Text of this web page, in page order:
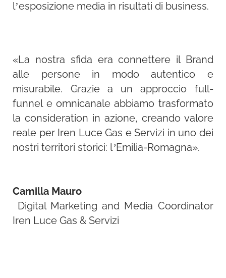
aumentando la rilevanza percepita e la
personalizzati per singola provincia (ad
esempio: “A Piacenza, risparmiare è
facile - passa a Iren”); formati VAST con
QR code attivabile, pensati per favorire
l’interazione e il passaggio all’azione.
Definizione di budget, targeting e
sull’estensione geografica delle singole
province, con una profilazione per CAP
abilitata dalla tecnologia JHexagon.
l’esposizione media in risultati di business.
«La nostra sfida era connettere il Brand
alle persone in modo autentico e
misurabile. Grazie a un approccio full-
funnel e omnicanale abbiamo trasformato
la consideration in azione, creando valore
reale per Iren Luce Gas e Servizi in uno dei
nostri territori storici: l’Emilia-Romagna».
Camilla Mauro
Digital Marketing and Media Coordinator
Iren Luce Gas & Servizi